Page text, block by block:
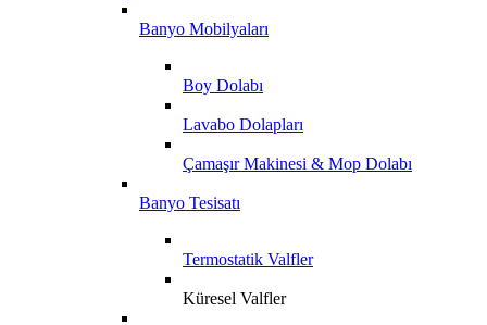
Banyo Mobilyaları
Boy Dolabı
Lavabo Dolapları
Çamaşır Makinesi & Mop Dolabı
Banyo Tesisatı
Termostatik Valfler
Küresel Valfler